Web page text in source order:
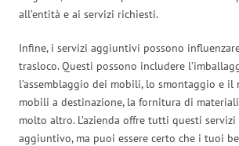
all’entità e ai servizi richiesti.
Infine, i servizi aggiuntivi possono
trasloco. Questi possono includere
l’assemblaggio dei mobili, lo smontaggio e il
mobili a destinazione, la fornitura di
molto altro. L’azienda offre tutti questi
aggiuntivo, ma puoi essere certo che i tuoi